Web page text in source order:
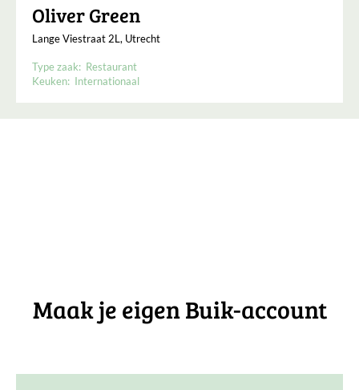
Oliver Green
Lange Viestraat 2L, Utrecht
Type zaak: Restaurant
Keuken: Internationaal
Maak je eigen Buik-account